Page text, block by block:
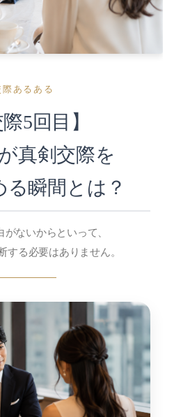
07（10）
2026-06（12）
03（1）
11（1）
2022-05（1）
際あるある
際5回目】
真剣交際を
る瞬間とは？
がないからといって、
する必要はありません。